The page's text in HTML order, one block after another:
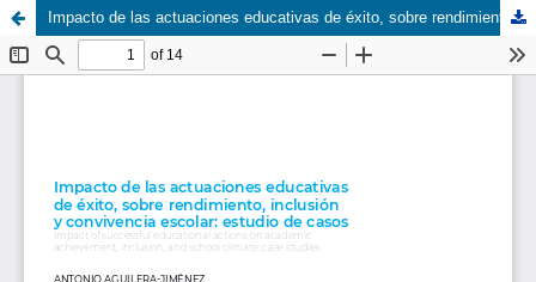
Impacto de las actuaciones educativas de éxito, sobre rendimiento, inclusión y convivencia escolar: estudios de caso